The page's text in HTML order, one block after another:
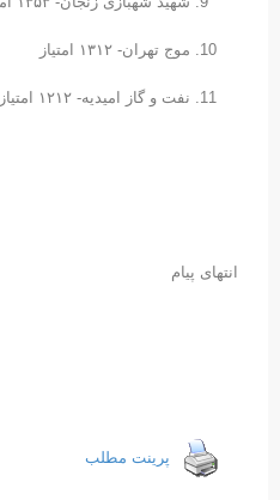
موج تهران- ۱۳۱۲ امتیاز
نفت و گاز امیدیه- ۱۲۱۲ امتیاز
انتهای پیام
پرینت مطلب